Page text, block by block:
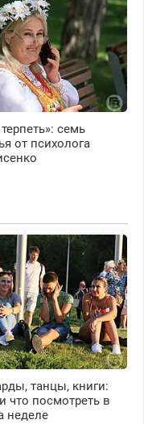
семь
от психолога
танцы, книги:
что посмотреть в
неделе